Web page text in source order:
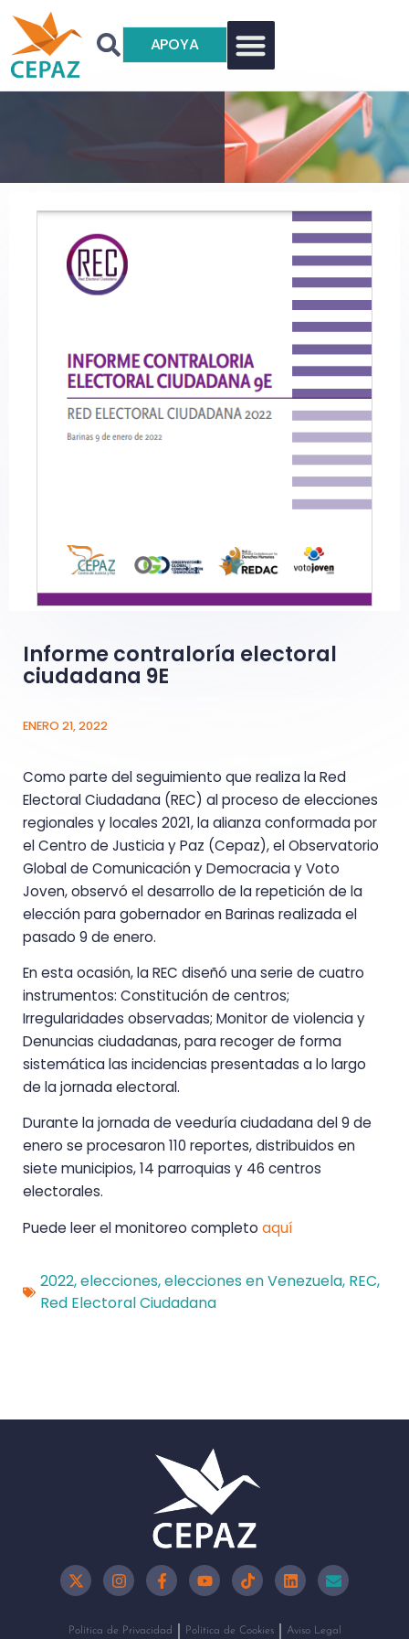
APOYA
Informe contraloría electoral
ciudadana 9E
ENERO 21, 2022
Como parte del seguimiento que realiza la Red
Electoral Ciudadana (REC) al proceso de elecciones
regionales y locales 2021, la alianza conformada por
el Centro de Justicia y Paz (Cepaz), el Observatorio
Global de Comunicación y Democracia y Voto
Joven, observó el desarrollo de la repetición de la
elección para gobernador en Barinas realizada el
pasado 9 de enero.
En esta ocasión, la REC diseñó una serie de cuatro
instrumentos: Constitución de centros;
Irregularidades observadas; Monitor de violencia y
Denuncias ciudadanas, para recoger de forma
sistemática las incidencias presentadas a lo largo
de la jornada electoral.
Durante la jornada de veeduría ciudadana del 9 de
enero se procesaron 110 reportes, distribuidos en
siete municipios, 14 parroquias y 46 centros
electorales.
Puede leer el monitoreo completo aquí
2022,elecciones,elecciones en Venezuela, REC,
Red Electoral Ciudadana
Política de Privacidad Política de Cookies Aviso Legal